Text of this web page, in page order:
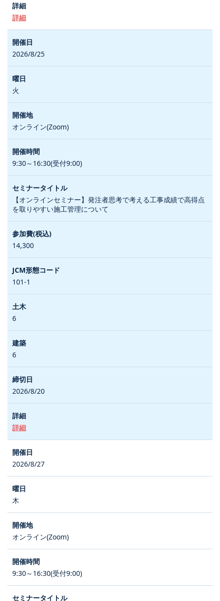
詳細
2026/8/25
火
オンライン(Zoom)
9:30～16:30(受付9:00)
【オンラインセミナー】発注者思考で考える工事成績で高得点
を取りやすい施工管理について
14,300
101-1
6
6
2026/8/20
詳細
2026/8/27
木
オンライン(Zoom)
9:30～16:30(受付9:00)